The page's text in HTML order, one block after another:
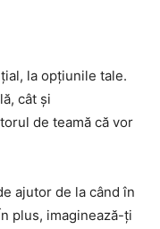
la opțiunile tale.
cât și
de teamă că vor
ajutor de la când în
plus, imaginează-ți